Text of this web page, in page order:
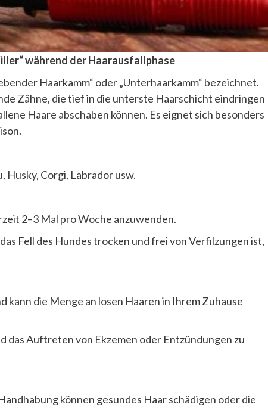
während der Haarausfallphase
Haarkamm“ oder „Unterhaarkamm“ bezeichnet.
Zähne, die tief in die unterste Haarschicht eindringen
Haare abschaben können. Es eignet sich besonders
Husky, Corgi, Labrador usw.
2–3 Mal pro Woche anzuwenden.
Fell des Hundes trocken und frei von Verfilzungen ist,
die Menge an losen Haaren in Ihrem Zuhause
das Auftreten von Ekzemen oder Entzündungen zu
können gesundes Haar schädigen oder die